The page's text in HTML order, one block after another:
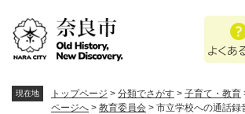
あ
問
現在地 トップページ > 分類でさがす > 子育て・教育
ページへ > 教育委員会 > 市立学校への通話録